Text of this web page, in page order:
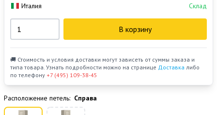
Италия Склад
В корзину
🚚 Стоимость и условия доставки могут зависеть от суммы заказа и
типа товара. Узнать подробности можно на странице Доставка либо
по телефону +7 (495) 109-38-45
Расположение петель: Справа